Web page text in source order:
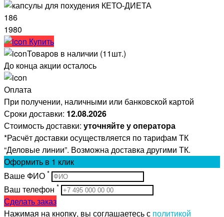
186
1980
Купить
Товаров в наличии (11шт.)
До конца акции осталось
Оплата
При получении, наличными или банковской картой
Сроки доставки: 12.08.2026
Стоимость доставки: уточняйте у оператора
*Расчёт доставки осуществляется по тарифам ТК
“Деловые линии”. Возможна доставка другими ТК.
Оформить в 1 клик
Ваше ФИО *
Ваш телефон *
Сделать заказ
Нажимая на кнопку, вы соглашаетесь с политикой